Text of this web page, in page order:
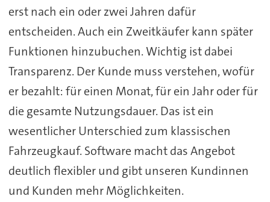
erst nach ein oder zwei Jahren dafür
entscheiden. Auch ein Zweitkäufer kann später
Funktionen hinzubuchen. Wichtig ist dabei
Transparenz. Der Kunde muss verstehen, wofür
er bezahlt: für einen Monat, für ein Jahr oder für
die gesamte Nutzungsdauer. Das ist ein
wesentlicher Unterschied zum klassischen
Fahrzeugkauf. Software macht das Angebot
deutlich flexibler und gibt unseren Kundinnen
und Kunden mehr Möglichkeiten.